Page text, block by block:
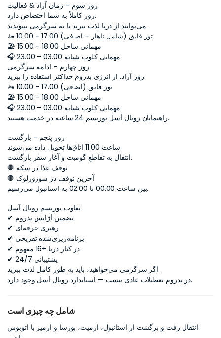
روز سوم – زمان آزاد & فعالیت
روز کاملاً به شما اختصاص دارد.
می‌توانید از دریا لذت ببرید یا به سرگرمی بپیوندید.
🚤 10.00 – 17.00 تور قایق (شامل ناهار – اضافی)
🏖 15.00 – 18.00 مهمانی ساحل
🎧 23.00 – 03.00 مهمانی کلوپ شبانه
روز چهارم – ادامه سرگرمی
روز آزاد. از انرژی بدروم حداکثر استفاده را ببرید.
🚤 10.00 – 17.00 تور قایق (اضافی)
🏖 15.00 – 18.00 مهمانی ساحل
🎧 23.00 – 03.00 مهمانی کلوپ شبانه
راهنمایان رویال آسل توریسم 24 ساعته در خدمت هستند.
روز پنجم – بازگشت
ساعت 11.00 اتاق‌ها تحویل داده می‌شوند.
انتقال به تقاطع گومبت و آغاز سفر بازگشت.
🛑 توقف غذا در سکه
🛑 آخرین توقف در سوزورلوک
بین ساعت 00.00 تا 02.00 به استانبول می‌رسیم.
تفاوت توریسم رویال آسل
✔ تضمین آژانس بدروم
✔ رهبری حرفه‌ای
✔ برنامه‌ریزی‌شده تفریحی
✔ در کنار دریا +16 مفهوم
✔ پشتیبانی 24/7
اگر سرگرمی می‌خواهید، باید به طور کامل لذت ببرید.
در بدروم تعطیلات عادی نیست — استاندارد رویال آسل وجود دارد.
شامل چه چیزی است
انتقال رفت و برگشت از استانبول، ازمیت، بورسا و ازمیر با اتوبوس